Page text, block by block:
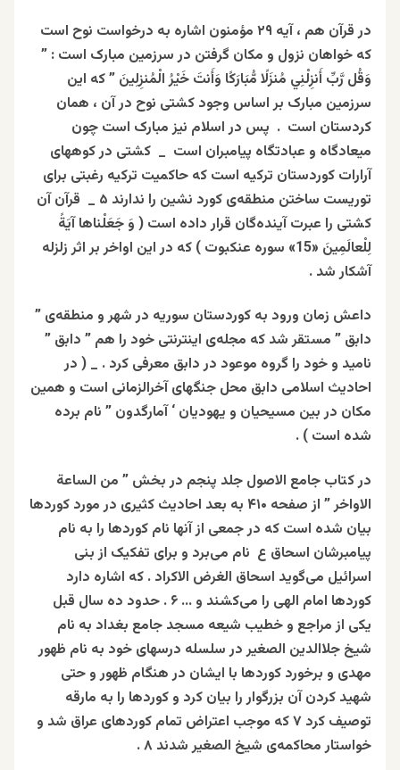
در قرآن هم ، آیه ۲۹ مؤمنون اشاره به درخواست نوح است
که خواهان نزول و مکان گرفتن در سرزمین مبارک است : ”
وَقُل رَّبِّ أَنزِلْنِي مُنزَلًا مُّبَارَكًا وَأَنتَ خَيْرُ الْمُنزِلِينَ ” که این
سرزمین مبارک بر اساس وجود کشتی نوح در آن ، همان
کردستان است . پس در اسلام نیز مبارک است چون
میعادگاه و عبادتگاه پیامبران است _ کشتی در کوههای
آرارات کوردستان ترکیه است که حاکمیت ترکیه رغبتی برای
توریست ساختن منطقه‌ی کورد نشین را ندارند ۵ _ قرآن آن
کشتی را عبرت آینده‌گان قرار داده است ( وَ جَعَلْناها‌ آيَةً‌
لِلْعالَمِينَ «15» سوره عنکبوت ) که در این اواخر بر اثر زلزله
آشکار شد .
داعش زمان ورود به کوردستان سوریه در شهر و منطقه‌ی ”
دابق ” مستقر شد که مجله‌ی اینترنتی خود را هم ” دابق ”
نامید و خود را گروه موعود در دابق معرفی کرد . _ ( در
احادیث اسلامی دابق محل جنگهای آخرالزمانی است و همین
مکان در بین مسیحیان و یهودیان ‘ آمارگدون ” نام برده
شده است ) .
در کتاب جامع الاصول جلد پنجم در بخش ” من الساعة
الاواخر ” از صفحه ۴۱۰ به بعد احادیث کثیری در مورد کوردها
بیان شده است که در جمعی از آنها نام کوردها را به نام
پیامبرشان اسحاق ع نام می‌برد و برای تفکیک از بنی
اسرائیل می‌گوید اسحاق الغرض الاکراد . که اشاره دارد
کوردها امام الهی را می‌کشند و … ۶ . حدود ده سال قبل
یکی از مراجع و خطیب شیعه مسجد جامع بغداد به نام
شیخ جلاالدین الصغير در سلسله درسهای خود به نام ظهور
مهدی و برخورد کوردها با ایشان در هنگام ظهور و حتی
شهید کردن آن بزرگوار را بیان کرد و کوردها را به مارقه
توصیف کرد ۷ که موجب اعتراض تمام کوردهای عراق شد و
خواستار محاکمه‌ی شیخ الصغير شدند ۸ .